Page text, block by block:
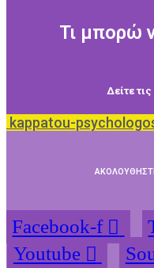
Τι μπορώ
Δείτε
kappatou-
Facebook-f
Youtube